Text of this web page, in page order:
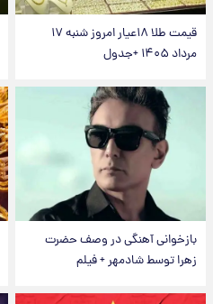
قیمت طلا ۱۸عیار امروز شنبه ۱۷
مرداد ۱۴۰۵ +جدول
بازخوانی آهنگی در وصف حضرت
زهرا توسط شادمهر + فیلم